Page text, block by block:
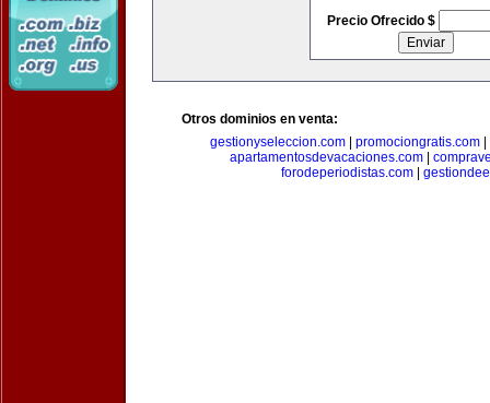
Precio Ofrecido $
Otros dominios en venta:
gestionyseleccion.com| promociongratis.com|
apartamentosdevacaciones.com|
forodeperiodistas.com